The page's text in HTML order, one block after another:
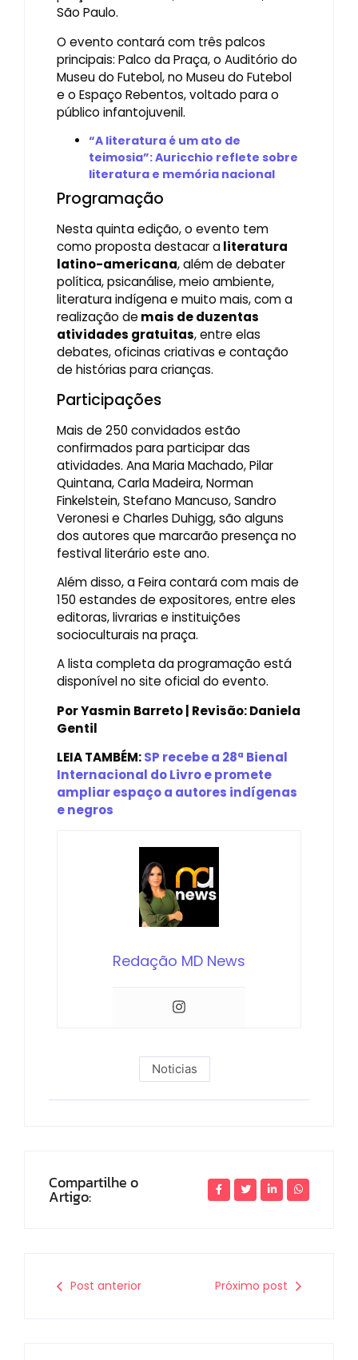
São Paulo.
O evento contará com três palcos
principais: Palco da Praça, o Auditório do
Museu do Futebol, no Museu do Futebol
e o Espaço Rebentos, voltado para o
público infantojuvenil.
​“A literatura é um ato de
teimosia”: Auricchio reflete sobre
literatura e memória nacional
Programação
Nesta quinta edição, o evento tem
como proposta destacar aliteratura
latino-americana, além de debater
política, psicanálise, meio ambiente,
literatura indígena e muito mais, com a
realização de mais de duzentas
atividades gratuitas, entre elas
debates, oficinas criativas e contação
de histórias para crianças.
Participações
Mais de 250 convidados estão
confirmados para participar das
atividades. Ana Maria Machado, Pilar
Quintana, Carla Madeira, Norman
Finkelstein, Stefano Mancuso, Sandro
Veronesi e Charles Duhigg, são alguns
dos autores que marcarão presença no
festival literário este ano.
Além disso, a Feira contará com mais de
150 estandes de expositores, entre eles
editoras, livrarias e instituições
socioculturais na praça.
A lista completa da programação está
disponível no site oficial do evento.
Por Yasmin Barreto | Revisão: Daniela
Gentil
LEIA TAMBÉM:SP recebe a 28ª Bienal
Internacional do Livro e promete
ampliar espaço a autores indígenas
e negros
Redação MD News
Noticias
Compartilhe o
Artigo:
Post anterior Próximo post